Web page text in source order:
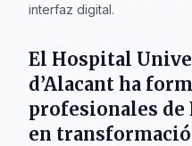
interfaz digital.
El Hospital
d’Alacant ha
profesionales de
en